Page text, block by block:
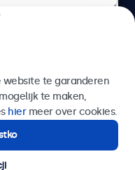
397 04 43
website te garanderen
te maken,
hiermeer over cookies.